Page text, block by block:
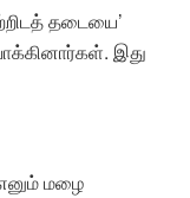
தடையை’
இது
மழை